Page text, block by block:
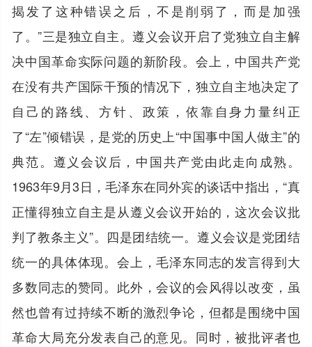
揭发了这种错误之后，不是削弱了，而是加强
了。”三是独立自主。遵义会议开启了党独立自主解
决中国革命实际问题的新阶段。会上，中国共产党
在没有共产国际干预的情况下，独立自主地决定了
自己的路线、方针、政策，依靠自身力量纠正
了“左”倾错误，是党的历史上“中国事中国人做主”的
典范。遵义会议后，中国共产党由此走向成熟。
1963年9月3日，毛泽东在同外宾的谈话中指出，“真
正懂得独立自主是从遵义会议开始的，这次会议批
判了教条主义”。四是团结统一。遵义会议是党团结
统一的具体体现。会上，毛泽东同志的发言得到大
多数同志的赞同。此外，会议的会风得以改变，虽
然也曾有过持续不断的激烈争论，但都是围绕中国
革命大局充分发表自己的意见。同时，被批评者也